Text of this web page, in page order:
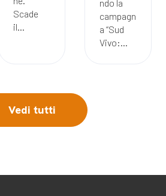
Scade
il...
ndo la
campagn
a “Sud
Vivo:...
Vedi tutti